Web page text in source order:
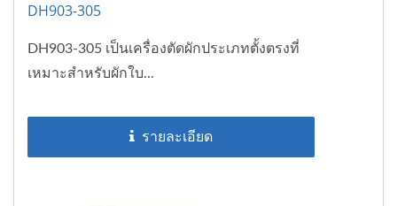
DH903-305
DH903-305 เป็นเครื่องตัดผักประเภทตั้งตรงที่
เหมาะสำหรับผักใบ...
รายละเอียด